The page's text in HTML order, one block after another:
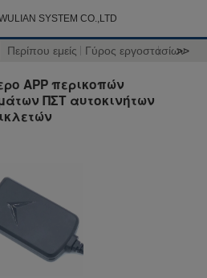
SYSTEM CO.,LTD
Περίπου εμείς Γύρος εργοστασίων
>>
APP περικοπών
ΠΣΤ αυτοκινήτων